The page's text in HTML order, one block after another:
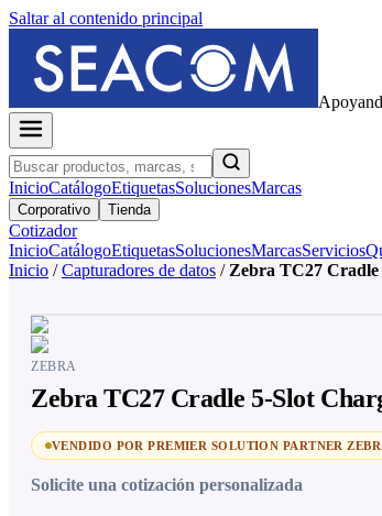
Saltar al contenido principal
InicioCatálogoEtiquetasSolucionesMarcas
Corporativo Tienda
Cotizador
InicioCatálogoEtiquetasSolucionesMarcasServicios
Inicio / Capturadores de datos / Zebra TC27
ZEBRA
Zebra TC27 Cradle 5-Slot
VENDIDO POR PREMIER SOLUTION PARTNER
Solicite una cotización personalizada